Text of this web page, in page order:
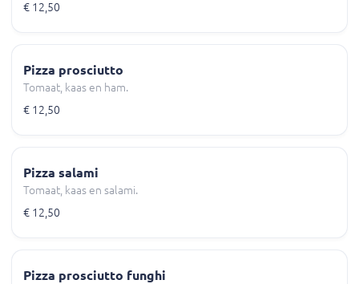
€ 12,50
Pizza prosciutto
Tomaat, kaas en ham.
€ 12,50
Pizza salami
Tomaat, kaas en salami.
€ 12,50
Pizza prosciutto funghi